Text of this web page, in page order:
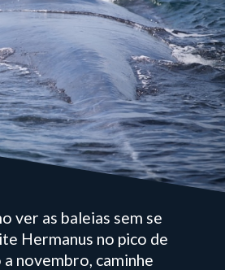
ver as baleias sem se
Hermanus no pico de
novembro, caminhe